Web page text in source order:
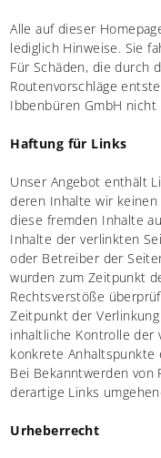
Alle auf dieser
lediglich Hinweise. Sie
Für Schäden, die durch
Routenvorschläge
Ibbenbüren GmbH
Haftung für Links
Unser Angebot enthält
deren Inhalte wir
diese fremden Inhalte
Inhalte der verlinkten
oder Betreiber der
wurden zum Zeitpunkt
Rechtsverstöße
Zeitpunkt der
inhaltliche Kontrolle der
konkrete Anhaltspunkte
Bei Bekanntwerden von
derartige Links
Urheberrecht